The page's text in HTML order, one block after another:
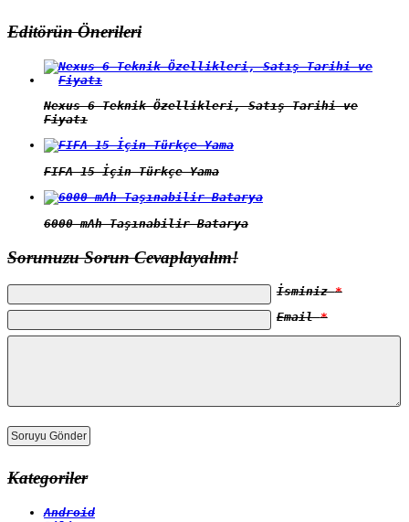
Editörün Önerileri
Nexus 6 Teknik Özellikleri, Satış Tarihi ve
Fiyatı
FIFA 15 İçin Türkçe Yama
6000 mAh Taşınabilir Batarya
Sorunuzu Sorun Cevaplayalım!
İsminiz*
Email*
Kategoriler
Android